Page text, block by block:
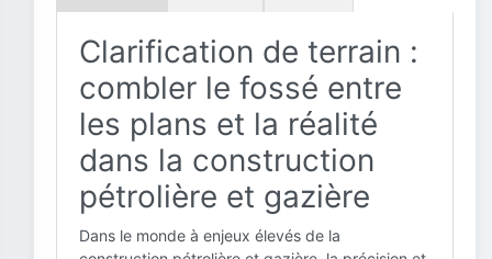
Clarification de terrain :
combler le fossé entre
les plans et la réalité
dans la construction
pétrolière et gazière
Dans le monde à enjeux élevés de la